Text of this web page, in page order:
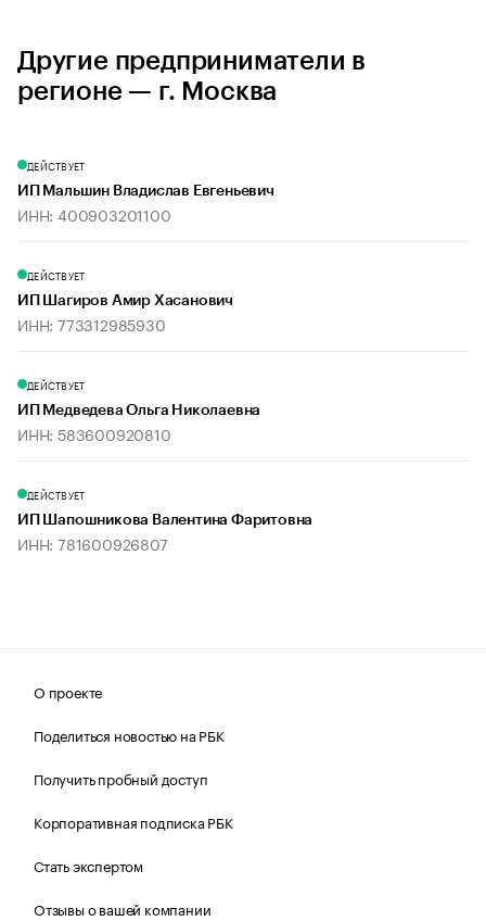
Другие предприниматели в
регионе — г. Москва
ДЕЙСТВУЕТ
ИП Мальшин Владислав Евгеньевич
ИНН: 400903201100
ДЕЙСТВУЕТ
ИП Шагиров Амир Хасанович
ИНН: 773312985930
ДЕЙСТВУЕТ
ИП Медведева Ольга Николаевна
ИНН: 583600920810
ДЕЙСТВУЕТ
ИП Шапошникова Валентина Фаритовна
ИНН: 781600926807
О проекте
Поделиться новостью на РБК
Получить пробный доступ
Корпоративная подписка РБК
Стать экспертом
Отзывы о вашей компании